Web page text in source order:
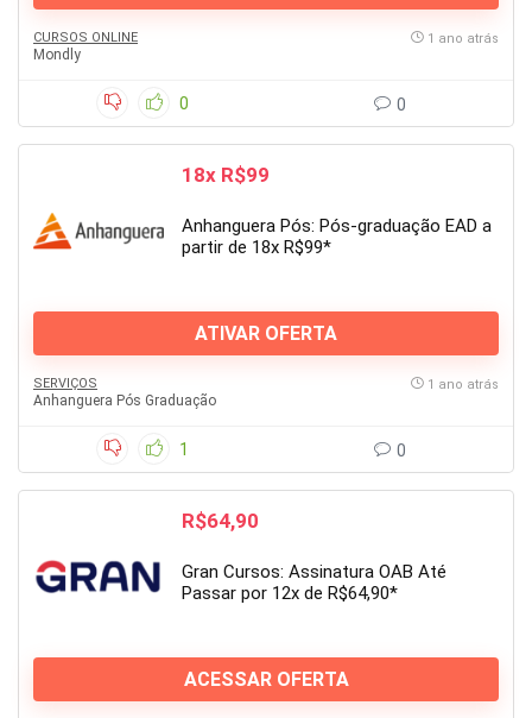
CURSOS ONLINE
Mondly
1 ano atrás
0 0
18x R$99
Anhanguera Pós: Pós-graduação EAD a
partir de 18x R$99*
ATIVAR OFERTA
SERVIÇOS
Anhanguera Pós Graduação
1 ano atrás
1 0
R$64,90
Gran Cursos: Assinatura OAB Até
Passar por 12x de R$64,90*
ACESSAR OFERTA